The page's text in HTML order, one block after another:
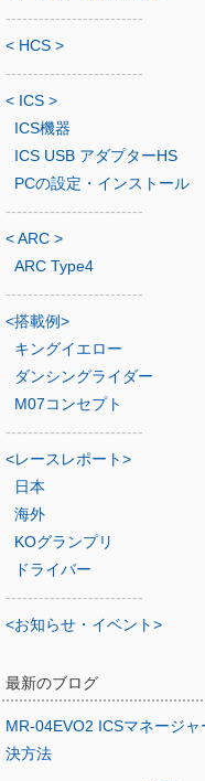
-------------------------
< HCS >
-------------------------
< ICS >
ICS機器
ICS USB アダプターHS
PCの設定・インストール
-------------------------
< ARC >
ARC Type4
-------------------------
<搭載例>
キングイエロー
ダンシングライダー
M07コンセプト
-------------------------
<レースレポート>
日本
海外
KOグランプリ
ドライバー
-------------------------
<お知らせ・イベント>
最新のブログ
MR-04EVO2 ICSマネージ
決方法